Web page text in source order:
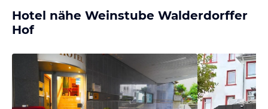
Hotel nähe Weinstube Walderdorffer
Hof